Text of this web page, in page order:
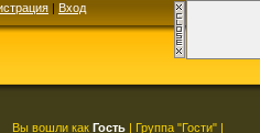
| Вход
Вы вошли как Гость | Группа "Гости" |